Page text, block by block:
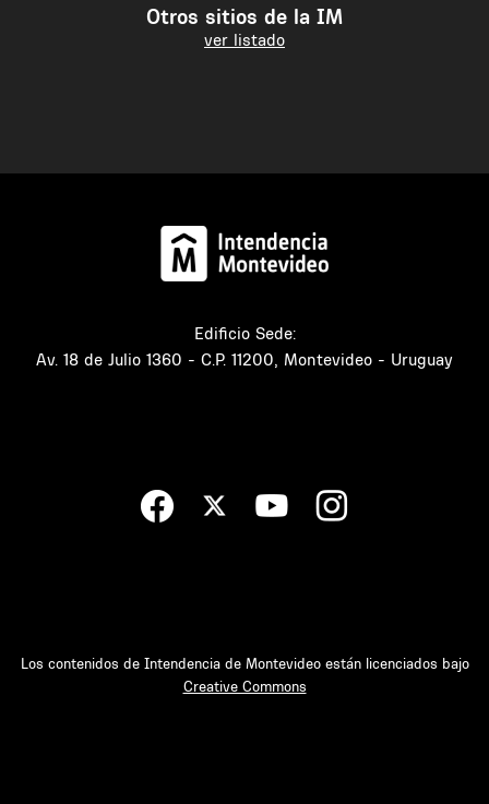
Otros sitios de la IM
ver listado
Edificio Sede:
Av. 18 de Julio 1360 - C.P. 11200, Montevideo - Uruguay
Los contenidos de Intendencia de Montevideo están licenciados bajo
Creative Commons